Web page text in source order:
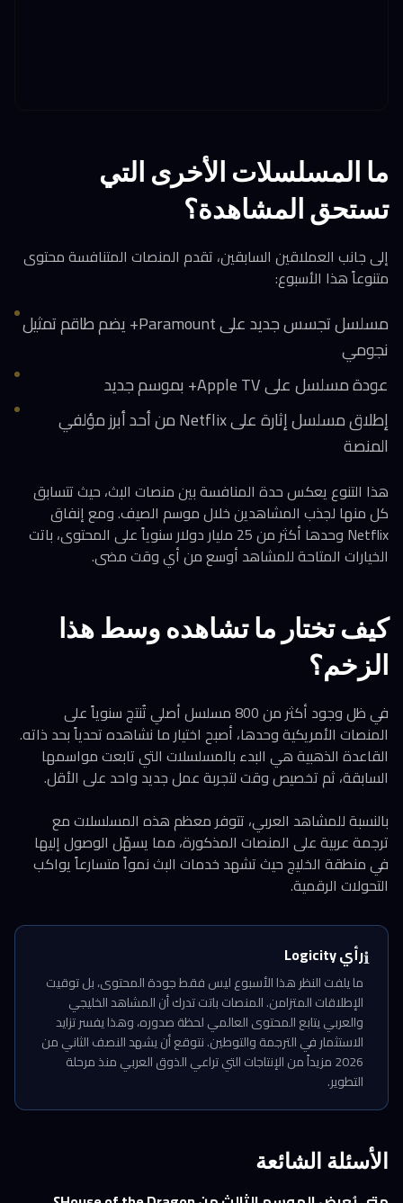
ما المسلسلات الأخرى التي
تستحق المشاهدة؟
إلى جانب العملاقين السابقين، تقدم المنصات المتنافسة محتوى
متنوعاً هذا الأسبوع:
مسلسل تجسس جديد على Paramount+ يضم طاقم تمثيل
نجومي
عودة مسلسل على Apple TV+ بموسم جديد
إطلاق مسلسل إثارة على Netflix من أحد أبرز مؤلفي
المنصة
هذا التنوع يعكس حدة المنافسة بين منصات البث، حيث تتسابق
كل منها لجذب المشاهدين خلال موسم الصيف. ومع إنفاق
Netflix وحدها أكثر من 25 مليار دولار سنوياً على المحتوى، باتت
الخيارات المتاحة للمشاهد أوسع من أي وقت مضى.
كيف تختار ما تشاهده وسط هذا
الزخم؟
في ظل وجود أكثر من 800 مسلسل أصلي تُنتج سنوياً على
المنصات الأمريكية وحدها، أصبح اختيار ما نشاهده تحدياً بحد ذاته.
القاعدة الذهبية هي البدء بالمسلسلات التي تابعت مواسمها
السابقة، ثم تخصيص وقت لتجربة عمل جديد واحد على الأقل.
بالنسبة للمشاهد العربي، تتوفر معظم هذه المسلسلات مع
ترجمة عربية على المنصات المذكورة، مما يسهّل الوصول إليها
في منطقة الخليج حيث تشهد خدمات البث نمواً متسارعاً يواكب
التحولات الرقمية.
ℹ️رأي Logicity
ما يلفت النظر هذا الأسبوع ليس فقط جودة المحتوى، بل توقيت
الإطلاقات المتزامن. المنصات باتت تدرك أن المشاهد الخليجي
والعربي يتابع المحتوى العالمي لحظة صدوره، وهذا يفسر تزايد
الاستثمار في الترجمة والتوطين. نتوقع أن يشهد النصف الثاني من
2026 مزيداً من الإنتاجات التي تراعي الذوق العربي منذ مرحلة
التطوير.
الأسئلة الشائعة